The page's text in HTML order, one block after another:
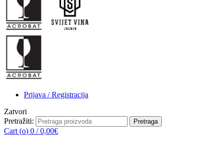
Prijava / Registracija
Zatvori
Pretražiti:
Pretraga
Cart (o) 0 / 0,00€